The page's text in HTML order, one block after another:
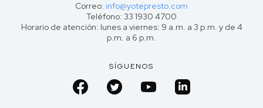
Correo: info@yotepresto.com
Teléfono: 33 1930 4700
Horario de atención: lunes a viernes: 9 a.m. a 3 p.m. y de 4
p.m. a 6 p.m.
SÍGUENOS